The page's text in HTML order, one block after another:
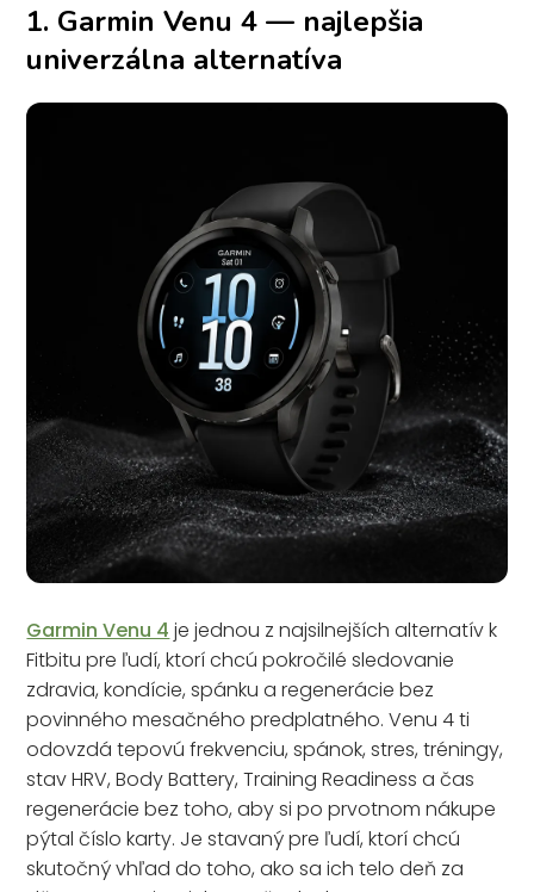
1. Garmin Venu 4 — najlepšia
univerzálna alternatíva
Garmin Venu 4 je jednou z najsilnejších alternatív k
Fitbitu pre ľudí, ktorí chcú pokročilé sledovanie
zdravia, kondície, spánku a regenerácie bez
povinného mesačného predplatného. Venu 4 ti
odovzdá tepovú frekvenciu, spánok, stres, tréningy,
stav HRV, Body Battery, Training Readiness a čas
regenerácie bez toho, aby si po prvotnom nákupe
pýtal číslo karty. Je stavaný pre ľudí, ktorí chcú
skutočný vhľad do toho, ako sa ich telo deň za